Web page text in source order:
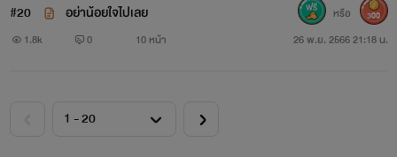
#20 อย่าน้อยใจไปเลย
1.8k 0 10 หน้า 26 พ.ย. 2566 21:18 น.
หรือ 300